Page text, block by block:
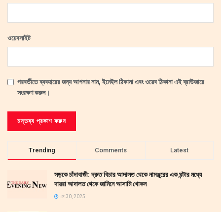
ওয়েবসাইট
পরবর্তীতে ব্যবহারের জন্য আপনার নাম, ইমেইল ঠিকানা এবং ওয়েব ঠিকানা এই ব্রাউজারে
সংরক্ষণ করুন।
Trending Comments Latest
সড়কে চাঁদাবাজী: দ্রুত বিচার আদালত থেকে নামঞ্জুরের এক ঘন্টার মধ্যে
দায়রা আদালত থেকে জামিনে আসামি খোকন
মে 30, 2025